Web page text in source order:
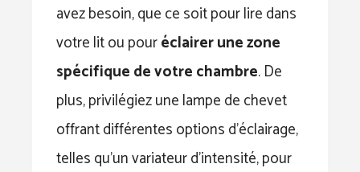
avez besoin, que ce soit pour lire dans
votre lit ou pouréclairer une zone
spécifique de votre chambre. De
plus, privilégiez une lampe de chevet
offrant différentes options d’éclairage,
telles qu’un variateur d’intensité, pour